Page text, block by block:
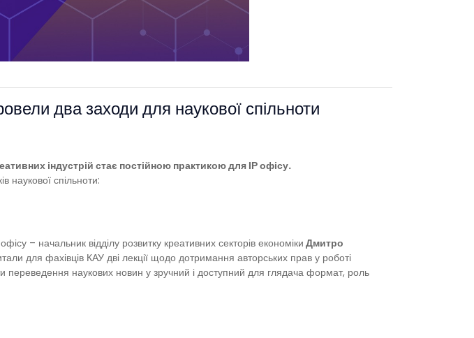
два заходи для наукової спільноти
індустрій стає постійною практикою для ІР офісу.
наукової спільноти:
– начальник відділу розвитку креативних секторів економікиДмитро
для фахівців КАУ дві лекції щодо дотримання авторських прав у роботі
наукових новин у зручний і доступний для глядача формат, роль